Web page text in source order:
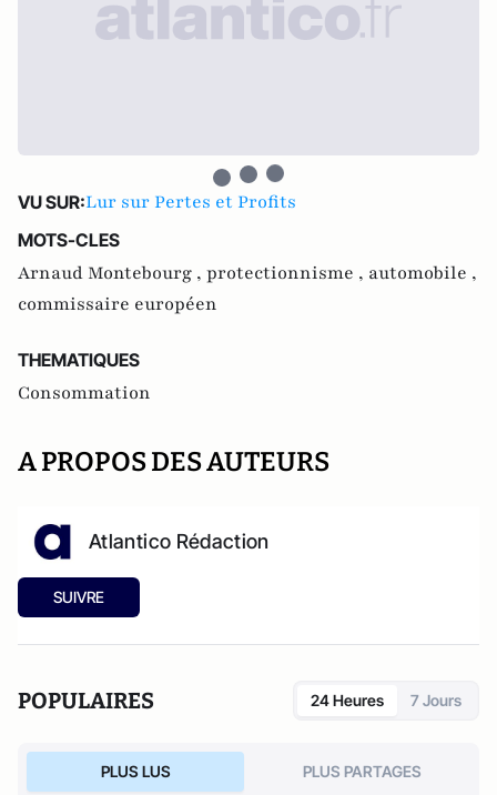
VU SUR:Lur sur Pertes et Profits
MOTS-CLES
Arnaud Montebourg , protectionnisme , automobile ,
commissaire européen
THEMATIQUES
Consommation
A PROPOS DES AUTEURS
Atlantico Rédaction
SUIVRE
POPULAIRES 24 Heures 7 Jours
PLUS LUS PLUS PARTAGES